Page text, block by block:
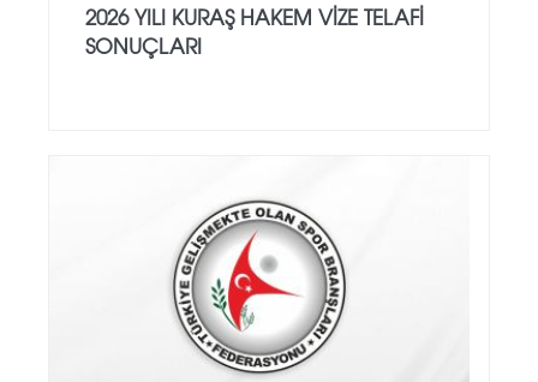
2026 YILI KURAŞ HAKEM VİZE TELAFİ
SONUÇLARI